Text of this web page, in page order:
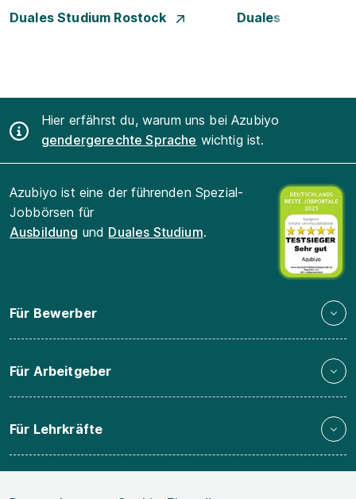
Duales Studium Rostock
Duales Studium
Hier erfährst du, warum uns bei Azubiyo
gendergerechte Sprache wichtig ist.
Azubiyo ist eine der führenden Spezial-
Jobbörsen für
Ausbildung und Duales Studium.
Für Bewerber
Für Arbeitgeber
Für Lehrkräfte